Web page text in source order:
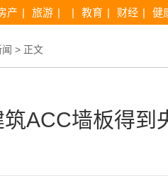
产 | 旅游 | | 教育 | 财经 | 健
> 正文
ACC墙板得到